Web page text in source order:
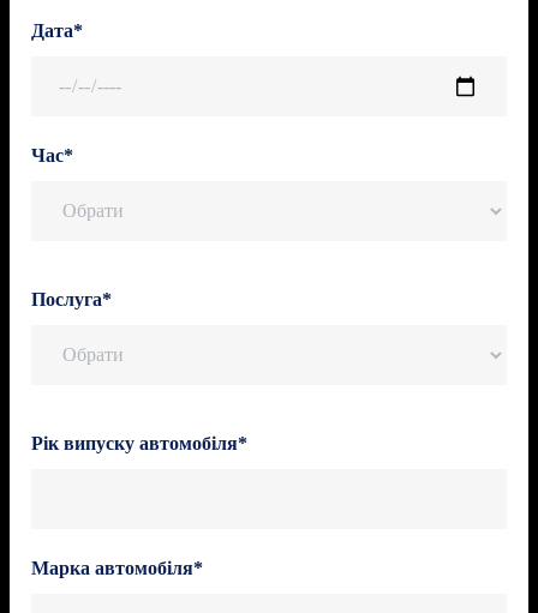
Дата*
Час*
Послуга*
Рік випуску автомобіля*
Марка автомобіля*